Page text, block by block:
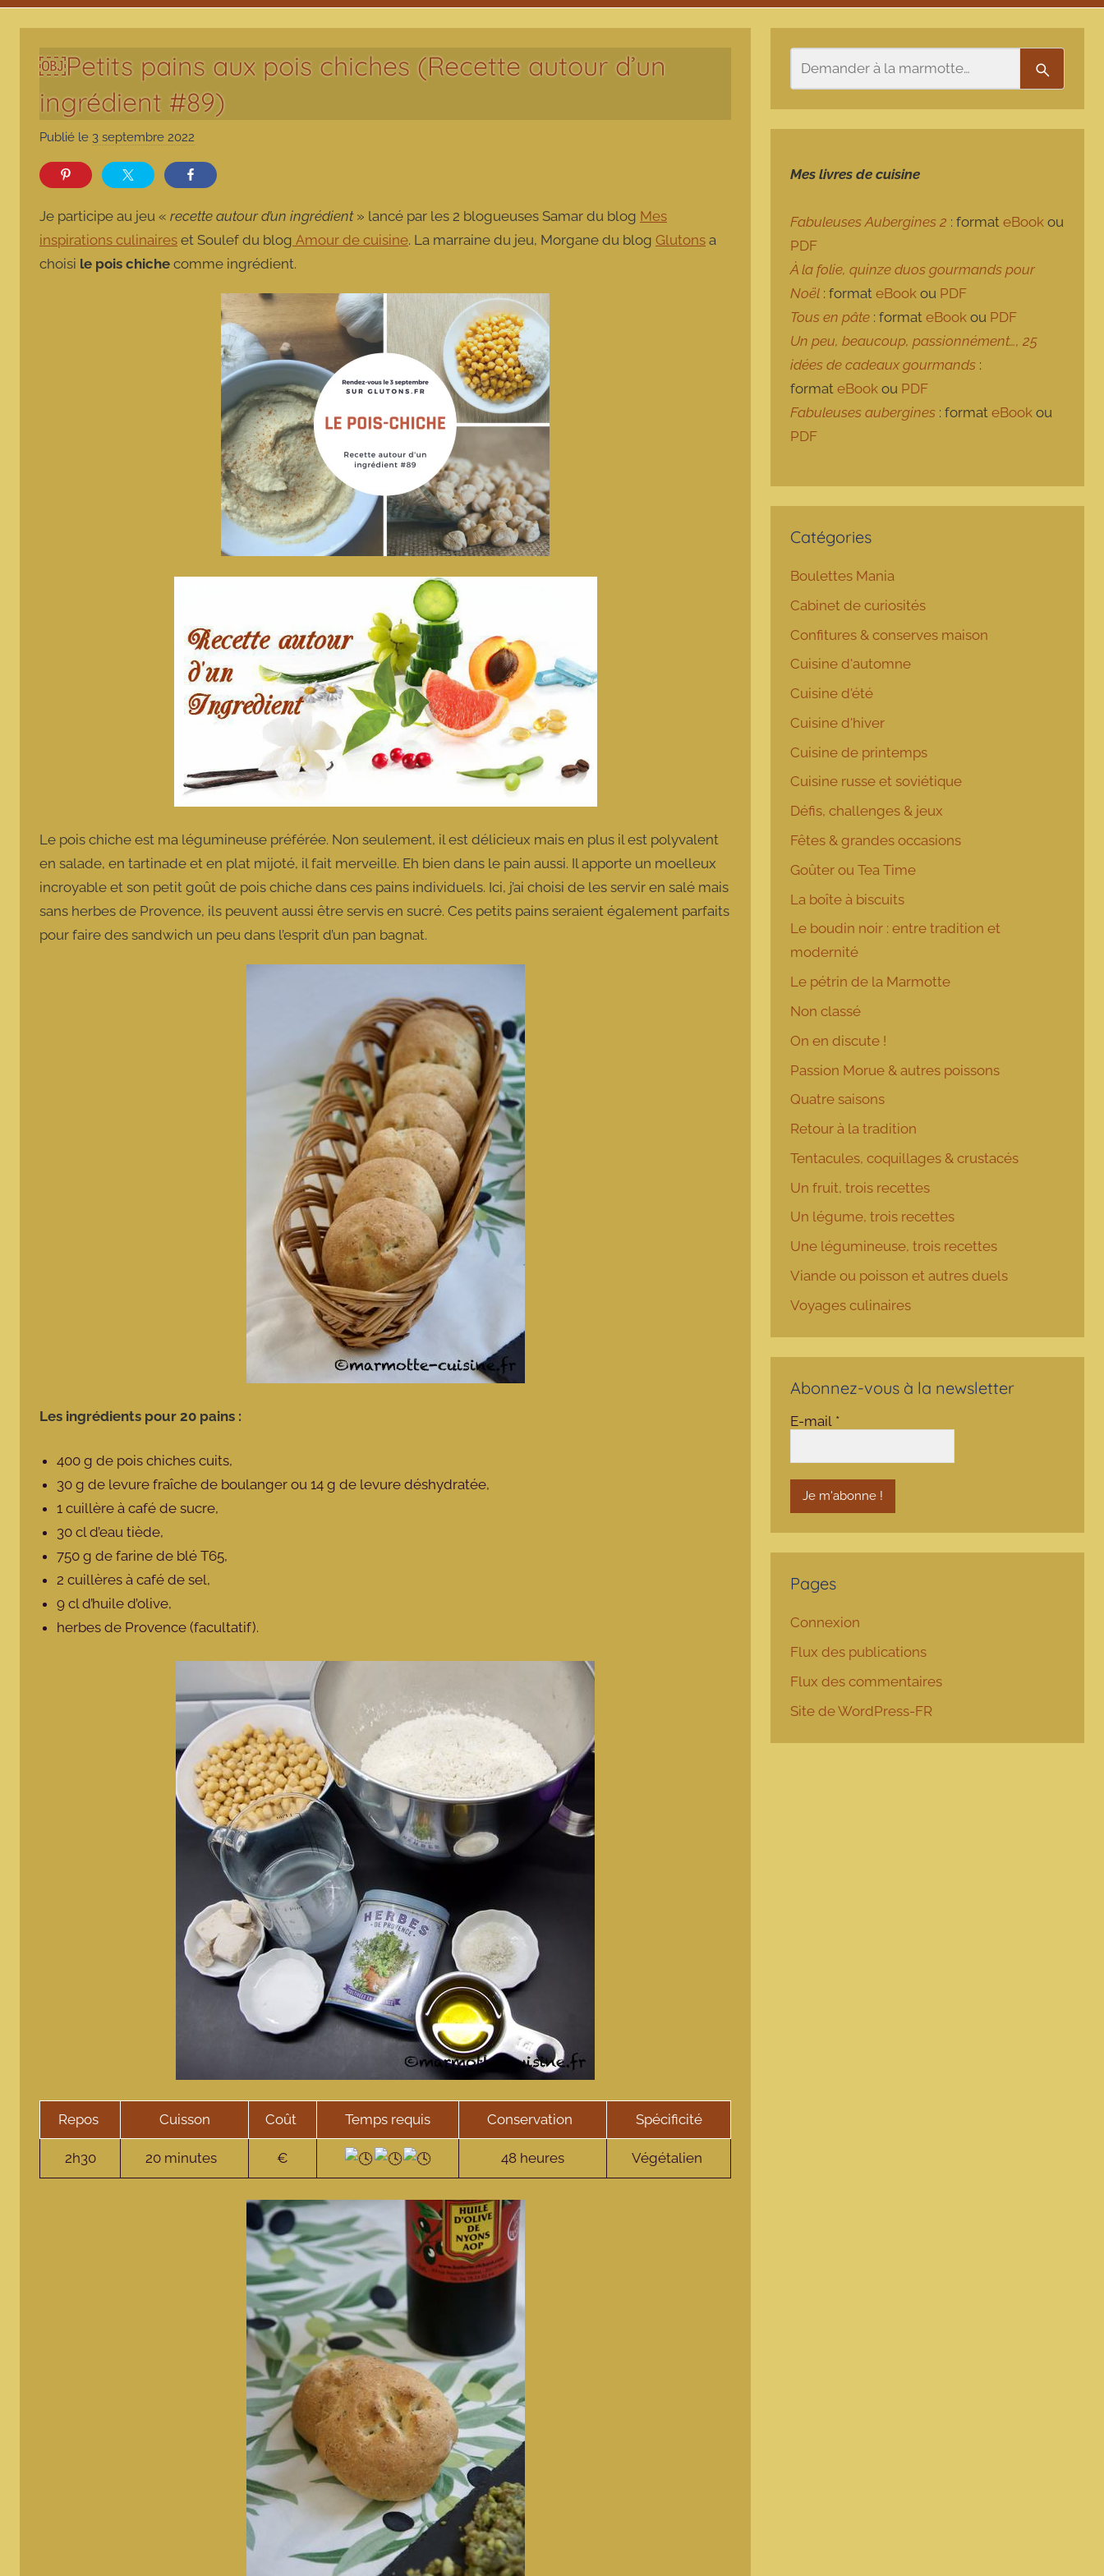
￼Petits pains aux pois chiches (Recette autour d’un
ingrédient #89)
Publié le 3 septembre 2022
a
r
m
Je participe au jeu « recette autour d’un ingrédient» lancé par les 2 blogueuses Samar du blog Mes
inspirations culinaires et Soulef du blog Amour de cuisine. La marraine du jeu, Morgane du blog Glutons a
choisi le pois chiche comme ingrédient.
Le pois chiche est ma légumineuse préférée. Non seulement, il est délicieux mais en plus il est polyvalent
en salade, en tartinade et en plat mijoté, il fait merveille. Eh bien dans le pain aussi. Il apporte un moelleux
incroyable et son petit goût de pois chiche dans ces pains individuels. Ici, j’ai choisi de les servir en salé mais
sans herbes de Provence, ils peuvent aussi être servis en sucré. Ces petits pains seraient également parfaits
pour faire des sandwich un peu dans l’esprit d’un pan bagnat.
Les ingrédients pour 20 pains :
400 g de pois chiches cuits,
30 g de levure fraîche de boulanger ou 14 g de levure déshydratée,
1 cuillère à café de sucre,
30 cl d’eau tiède,
750 g de farine de blé T65,
2 cuillères à café de sel,
9 cl d’huile d’olive,
herbes de Provence (facultatif).
Repos Cuisson Coût Temps requis Conservation Spécificité
2h30 20 minutes € 48 heures Végétalien
Mes livres de cuisine
Fabuleuses Aubergines 2 : formateBook ou
PDF
À la folie, quinze duos gourmands pour
Noël : formateBook ou PDF
Tous en pâte : formateBook ou PDF
Un peu, beaucoup, passionnément…, 25
idées de cadeaux gourmands :
formateBook ou PDF
Fabuleuses aubergines : formateBook ou
PDF
Catégories
Boulettes Mania
Cabinet de curiosités
Confitures & conserves maison
Cuisine d'automne
Cuisine d'été
Cuisine d'hiver
Cuisine de printemps
Cuisine russe et soviétique
Défis, challenges & jeux
Fêtes & grandes occasions
Goûter ou Tea Time
La boîte à biscuits
Le boudin noir : entre tradition et
modernité
Le pétrin de la Marmotte
Non classé
On en discute !
Passion Morue & autres poissons
Quatre saisons
Retour à la tradition
Tentacules, coquillages & crustacés
Un fruit, trois recettes
Un légume, trois recettes
Une légumineuse, trois recettes
Viande ou poisson et autres duels
Voyages culinaires
Abonnez-vous à la newsletter
E-mail *
Pages
Connexion
Flux des publications
Flux des commentaires
Site de WordPress-FR